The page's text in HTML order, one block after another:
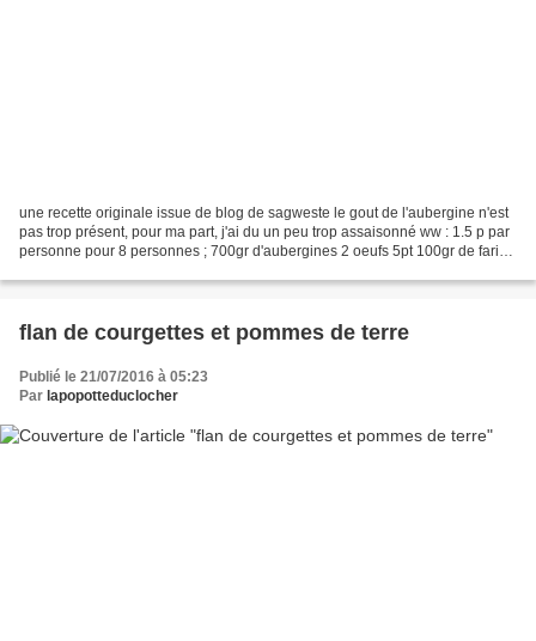
une recette originale issue de blog de sagweste le gout de l'aubergine n'est
pas trop présent, pour ma part, j'ai du un peu trop assaisonné ww : 1.5 p par
personne pour 8 personnes ; 700gr d'aubergines 2 oeufs 5pt 100gr de farine
flan de courgettes et pommes de terre
Publié le 21/07/2016 à 05:23
Par lapopotteduclocher